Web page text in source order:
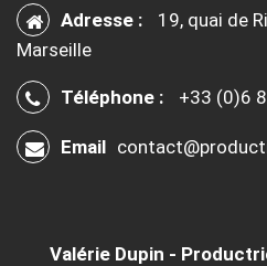
Adresse :
19, quai de
Marseille
Téléphone : +33 (0)6
Email
Valérie Dupin -